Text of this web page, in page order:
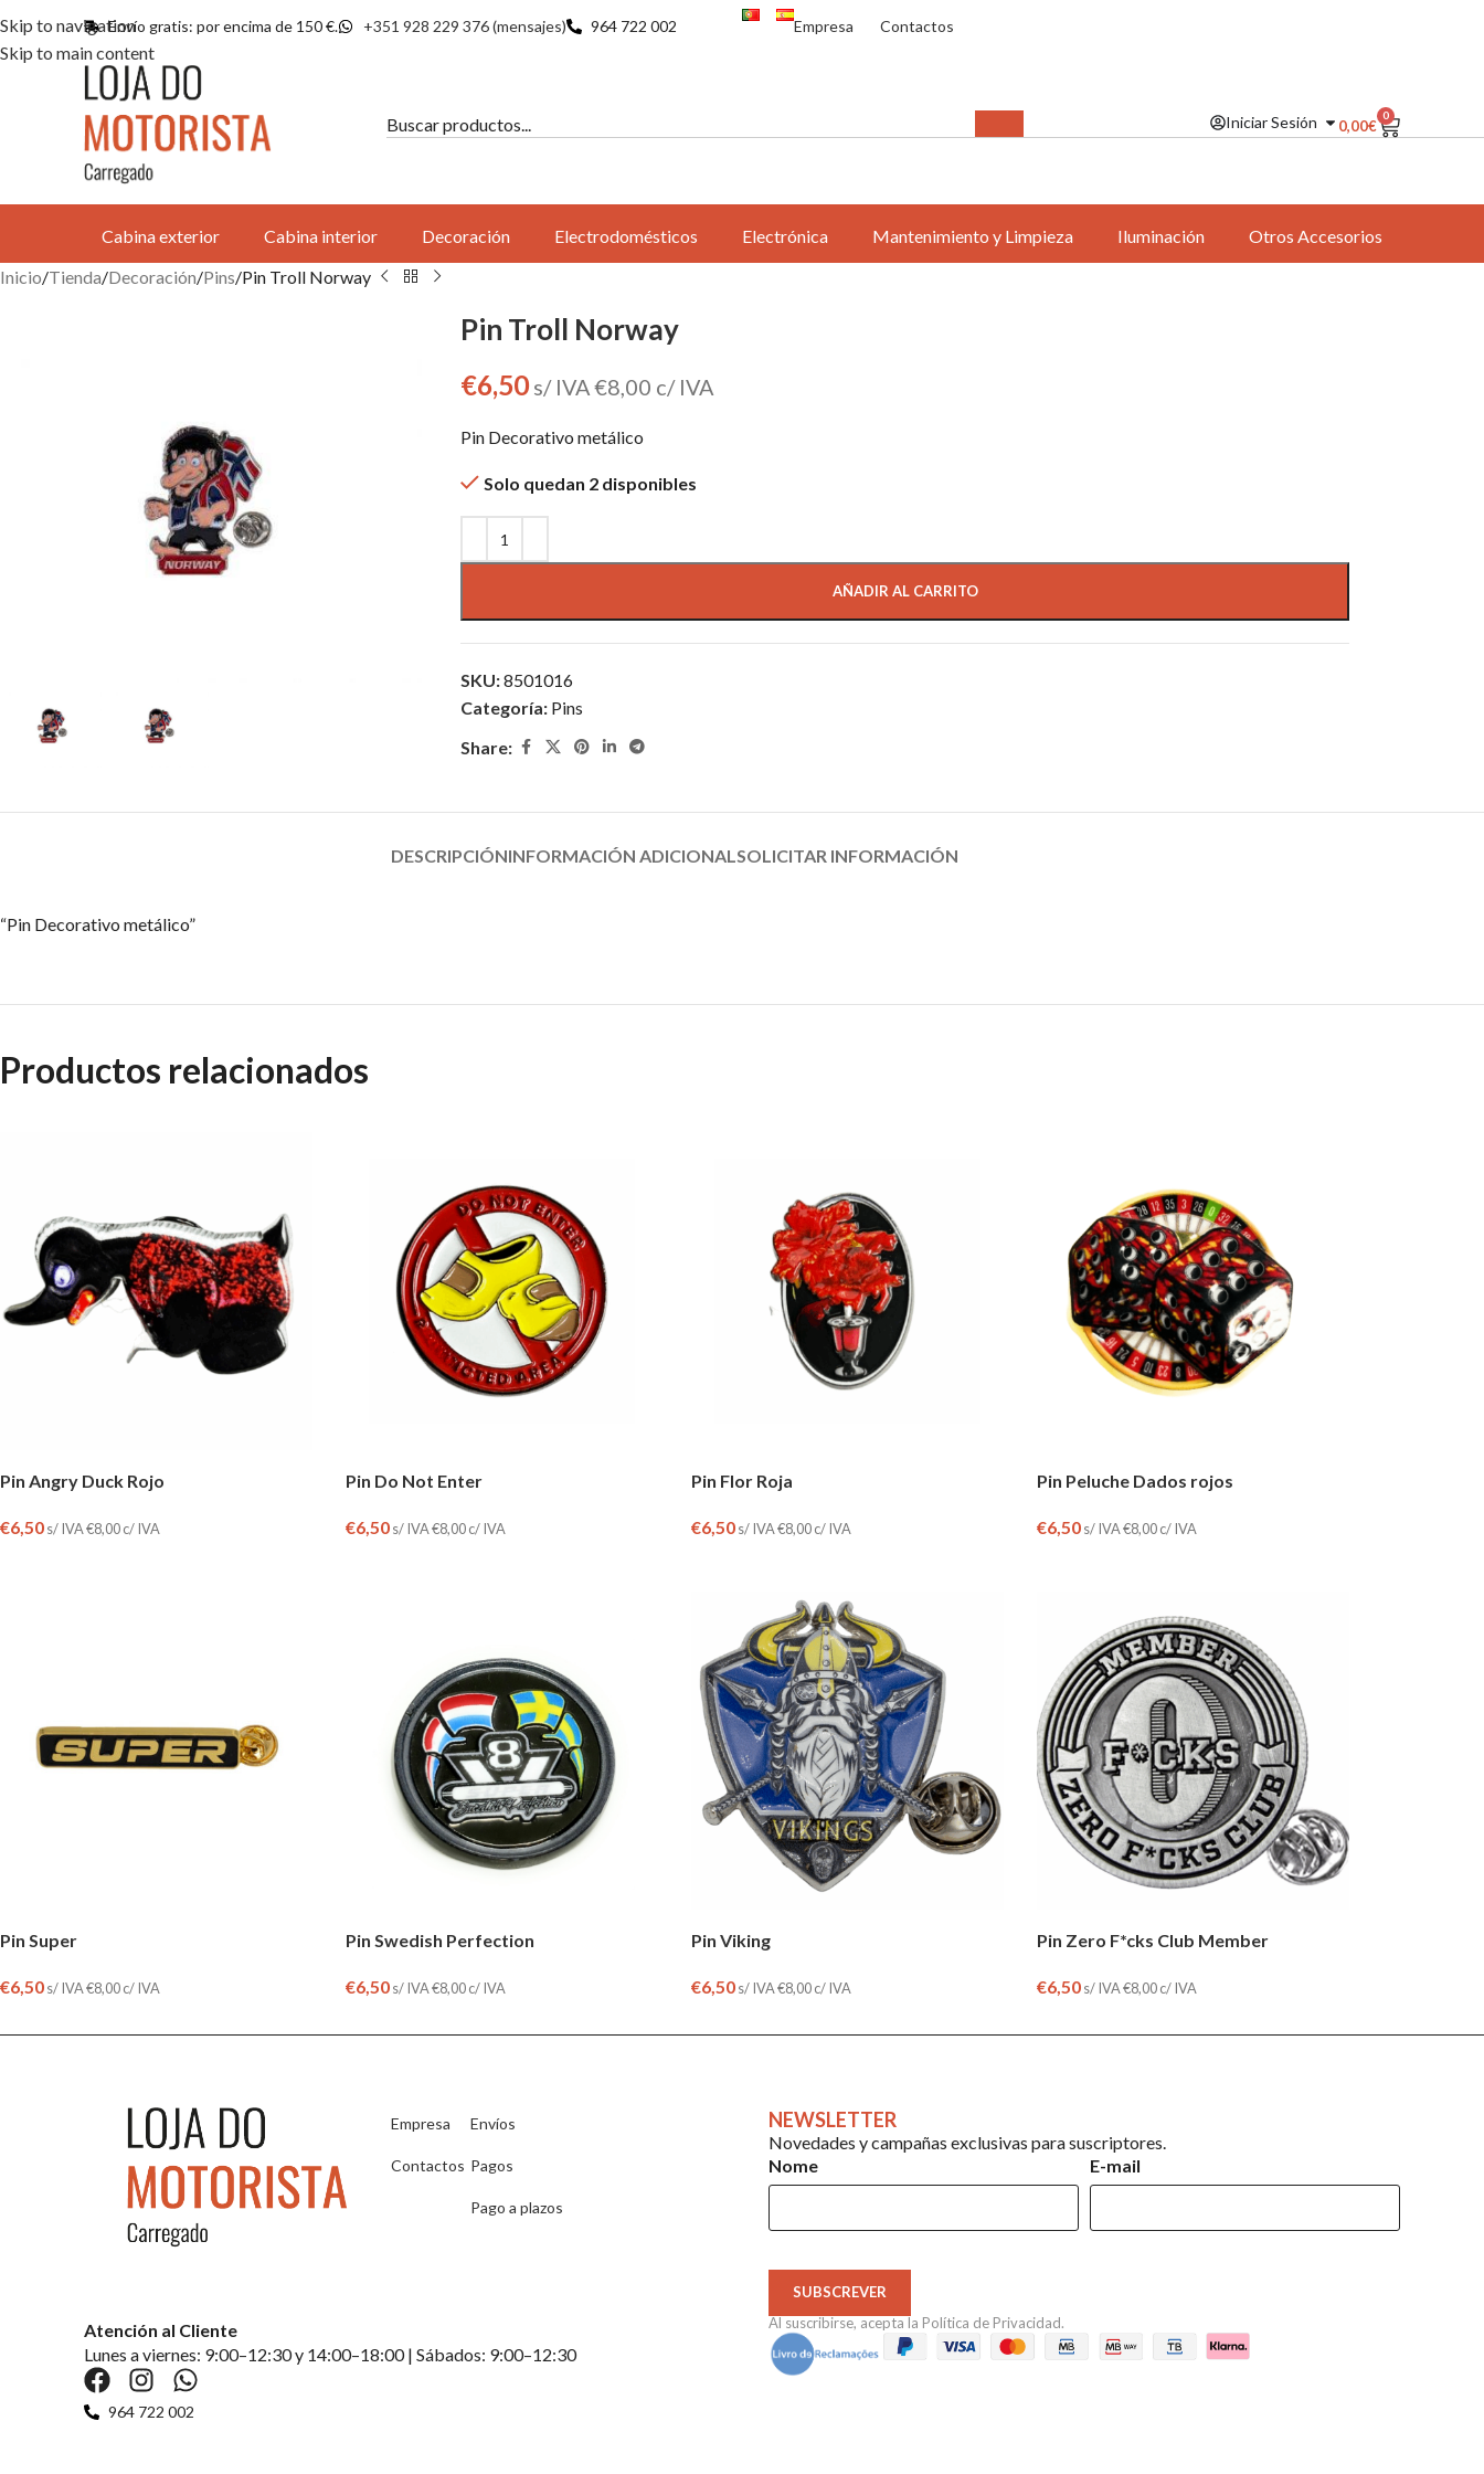
Skip to navigation
Skip to main content
Envío gratis: por encima de 150 €. +351 928 229 376 (mensajes) 964 722 002 Empresa Contactos
Iniciar Sesión 0,00€
0
Cabina exterior Cabina interior Decoración Electrodomésticos Electrónica Mantenimiento y Limpieza Iluminación
Otros Accesorios
Inicio Tienda Decoración Pins Pin Troll Norway
Pin Troll Norway
€6,50s/ IVA€8,00 c/ IVA
Pin Decorativo metálico
Solo quedan 2 disponibles
AÑADIR AL CARRITO
SKU:8501016
Categoría: Pins
Share:
DESCRIPCIÓNINFORMACIÓN ADICIONALSOLICITAR INFORMACIÓN
“Pin Decorativo metálico”
Productos relacionados
Pin Angry Duck Rojo
€6,50s/ IVA€8,00c/ IVA
Pin Do Not Enter
€6,50s/ IVA€8,00c/ IVA
Pin Flor Roja
€6,50s/ IVA€8,00c/ IVA
Pin Peluche Dados rojos
€6,50s/ IVA€8,00c/ IVA
Pin Super
€6,50s/ IVA€8,00c/ IVA
Pin Swedish Perfection
€6,50s/ IVA€8,00c/ IVA
Pin Viking
€6,50s/ IVA€8,00c/ IVA
Pin Zero F*cks Club Member
€6,50s/ IVA€8,00c/ IVA
Empresa
Contactos
Envíos
Pagos
Pago a plazos
Atención al Cliente
Lunes a viernes: 9:00–12:30 y 14:00–18:00 | Sábados: 9:00–12:30
964 722 002
NEWSLETTER
Novedades y campañas exclusivas para suscriptores.
Nome
E-mail
SUBSCREVER
Al suscribirse, acepta la Política de Privacidad.